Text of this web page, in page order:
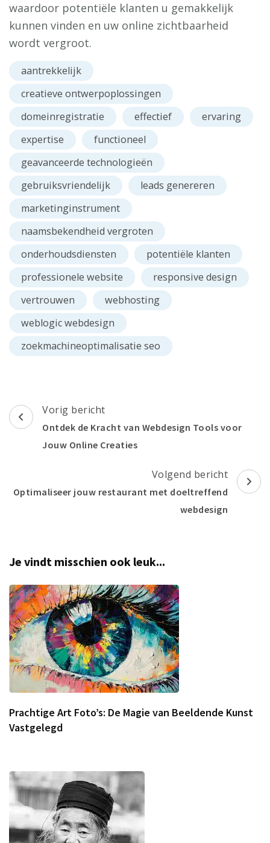
waardoor potentiële klanten u gemakkelijk
kunnen vinden en uw online zichtbaarheid
wordt vergroot.
aantrekkelijk
creatieve ontwerpoplossingen
domeinregistratie
effectief
ervaring
expertise
functioneel
geavanceerde technologieën
gebruiksvriendelijk
leads genereren
marketinginstrument
naamsbekendheid vergroten
onderhoudsdiensten
potentiële klanten
professionele website
responsive design
vertrouwen
webhosting
weblogic webdesign
zoekmachineoptimalisatie seo
Berichtnavigatie
Vorig bericht
Ontdek de Kracht van Webdesign Tools voor
Jouw Online Creaties
Volgend bericht
Optimaliseer jouw restaurant met doeltreffend
webdesign
Je vindt misschien ook leuk...
Prachtige Art Foto’s: De Magie van Beeldende Kunst
Vastgelegd